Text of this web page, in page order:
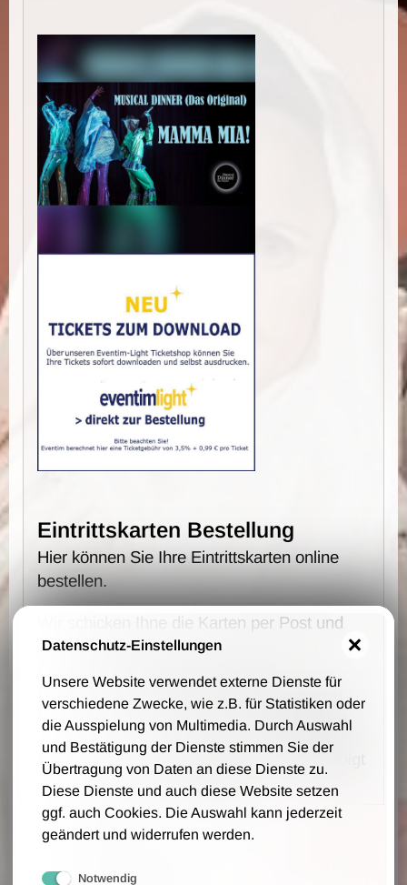
Eintrittskarten Bestellung
Hier können Sie Ihre Eintrittskarten online
bestellen.
Wir schicken Ihne die Karten per Post und
auf Rechnung zu.
Bearbeitungsgebühren an - wir berechnen
lediglich 1,00 € Portokosten pro Bestellung.
Die Bestellung, Lieferung und Zahlung erfolgt
auf Grundlage unsere AGB.
Ihre Daten
Firmenname (optional)
Datenschutz-Einstellungen
Unsere Website verwendet externe Dienste für
verschiedene Zwecke, wie z.B. für Statistiken oder
die Ausspielung von Multimedia. Durch Auswahl
und Bestätigung der Dienste stimmen Sie der
Übertragung von Daten an diese Dienste zu.
Diese Dienste und auch diese Website setzen
ggf. auch Cookies. Die Auswahl kann jederzeit
geändert und widerrufen werden.
Notwendig